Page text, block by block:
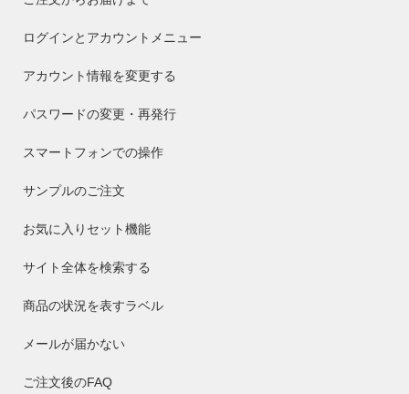
ログインとアカウントメニュー
アカウント情報を変更する
パスワードの変更・再発行
スマートフォンでの操作
サンプルのご注文
お気に入りセット機能
サイト全体を検索する
商品の状況を表すラベル
メールが届かない
ご注文後のFAQ